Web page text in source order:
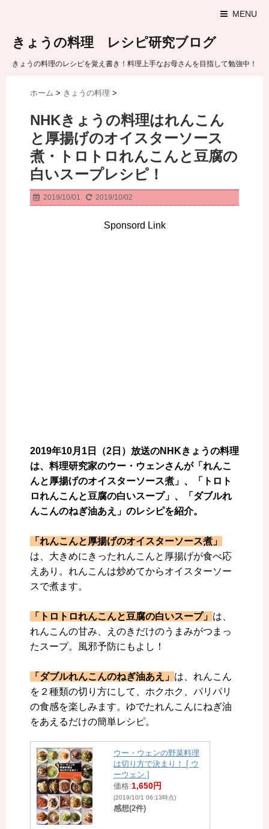
MENU
きょうの料理 レシピ研究ブログ
きょうの料理のレシピを覚え書き！料理上手なお母さんを目指して勉強中！
ホーム > きょうの料理 >
NHKきょうの料理はれんこん
と厚揚げのオイスターソース
煮・トロトロれんこんと豆腐の
白いスープレシピ！
2019/10/01 2019/10/02
Sponsord Link
2019年10月1日（2日）放送のNHKきょうの料理
は、料理研究家のウー・ウェンさんが「れんこ
んと厚揚げのオイスターソース煮」、「トロト
ロれんこんと豆腐の白いスープ」、「ダブルれ
んこんのねぎ油あえ」のレシピを紹介。
「れんこんと厚揚げのオイスターソース煮」
は、大きめにきったれんこんと厚揚げが食べ応
えあり。れんこんは炒めてからオイスターソー
スで煮ます。
「トロトロれんこんと豆腐の白いスープ」 は、
れんこんの甘み、えのきだけのうまみがつまっ
たスープ。風邪予防にもよし！
「ダブルれんこんのねぎ油あえ」 は、れんこん
を２種類の切り方にして、ホクホク、パリパリ
の食感を楽しみます。ゆでたれんこんにねぎ油
をあえるだけの簡単レシピ。
ウー・ウェンの野菜料理
は切り方で決まり！ [ ウ
ーウェン ]
価格:1,650円
(2019/10/1 06:13時点)
感想(2件)